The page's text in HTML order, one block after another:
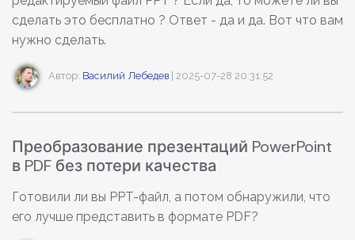
сделать это бесплатно ? Ответ - да и да. Вот что вам
нужно сделать.
Автор: Василий Лебедев | 2025-07-28 20:31:52
Преобразование презентаций PowerPoint
в PDF без потери качества
Готовили ли вы PPT-файл, а потом обнаружили, что
его лучше представить в формате PDF?